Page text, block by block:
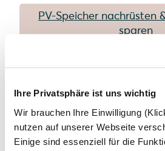
Ihre Privatsphäre ist uns wichtig
Wir brauchen Ihre Einwilligung
nutzen auf unserer Webseite
Einige sind essenziell für die
PV-Speicher nachrüsten
sparen
Batteriespeicher: Alles,